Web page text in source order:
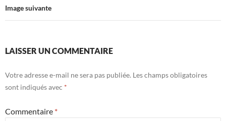
Image suivante
LAISSER UN COMMENTAIRE
Votre adresse e-mail ne sera pas publiée. Les champs obligatoires
sont indiqués avec *
Commentaire *